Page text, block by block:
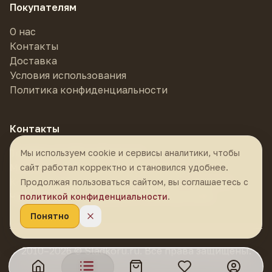
сделанный, ровный, понятный чай. Тот
наливаешь и пьёшь.
Как заваривать:
95–100 °C. Короткая промывка, затем
проливы 5–30 секунд. Выдерживает 10–12
Покупателям
О нас
Контакты
Доставка
Условия использования
Политика конфиденциальности
Контакты
Телефон:8 (985) 878-55-55
Магазин: г. Москва, м. Фрунзенская,
Комсомольский проспект, 24 стр. 1, ТЦ К-24
Часы работы: ежедневно с 10:30 до 21:00
2010–2026 © Sladkoru.ru. Все права защищены.
Мы используем cookie и сервисы аналитики, чтобы
сайт работал корректно и становился удобнее.
Продолжая пользоваться сайтом, вы соглашаетесь с
политикой конфиденциальности.
Понятно